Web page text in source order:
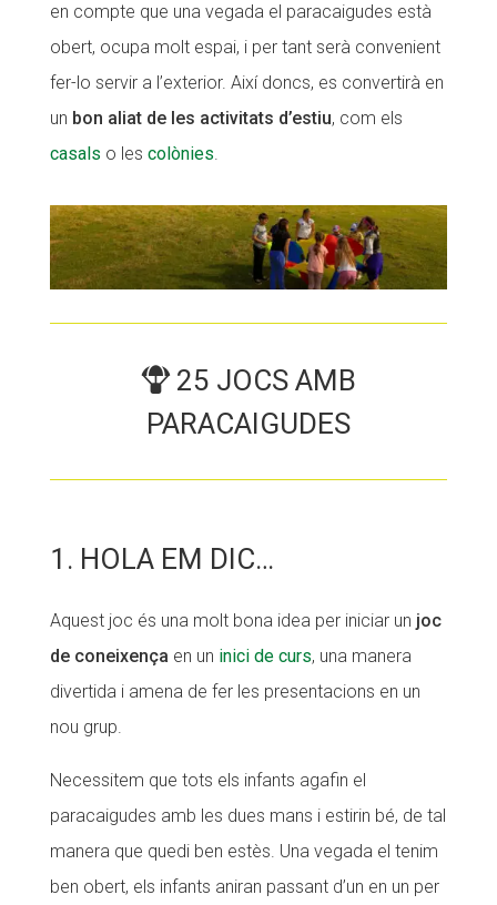
en compte que una vegada el paracaigudes està
obert, ocupa molt espai, i per tant serà convenient
fer-lo servir a l’exterior. Així doncs, es convertirà en
un bon aliat de les activitats d’estiu, com els
casals o les colònies.
25 JOCS AMB
PARACAIGUDES
1. HOLA EM DIC…
Aquest joc és una molt bona idea per iniciar un joc
de coneixença en un inici de curs, una manera
divertida i amena de fer les presentacions en un
nou grup.
Necessitem que tots els infants agafin el
paracaigudes amb les dues mans i estirin bé, de tal
manera que quedi ben estès. Una vegada el tenim
ben obert, els infants aniran passant d’un en un per
COL·LABORA
Fes voluntariat
Fes un donatiu
Treballa amb nosaltres